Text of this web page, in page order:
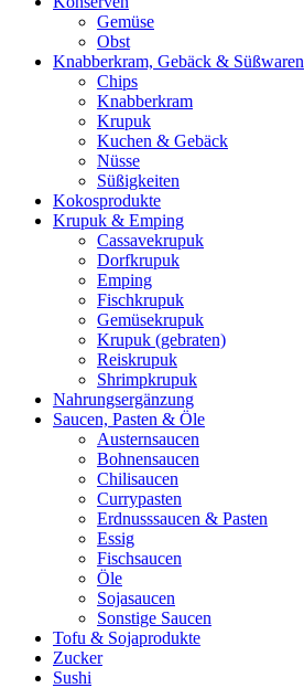
Gemüse
Obst
Knabberkram, Gebäck & Süßwaren
Chips
Knabberkram
Krupuk
Kuchen & Gebäck
Nüsse
Süßigkeiten
Kokosprodukte
Krupuk & Emping
Cassavekrupuk
Dorfkrupuk
Emping
Fischkrupuk
Gemüsekrupuk
Krupuk (gebraten)
Reiskrupuk
Shrimpkrupuk
Nahrungsergänzung
Saucen, Pasten & Öle
Austernsaucen
Bohnensaucen
Chilisaucen
Currypasten
Erdnusssaucen & Pasten
Essig
Fischsaucen
Öle
Sojasaucen
Sonstige Saucen
Tofu & Sojaprodukte
Zucker
Sushi